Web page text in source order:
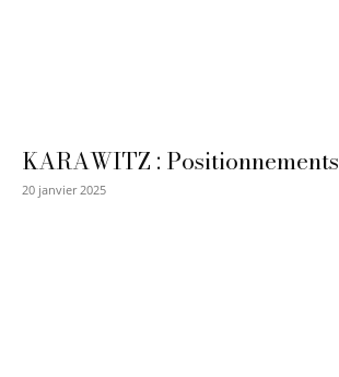
KARAWITZ : Positionnements
20 janvier 2025